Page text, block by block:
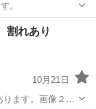
。
アレーション
れあり
10月21日